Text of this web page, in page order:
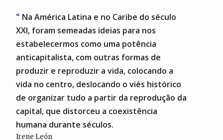
Na América Latina e no Caribe do século
XXI, foram semeadas ideias para nos
estabelecermos como uma potência
anticapitalista, com outras formas de
produzir e reproduzir a vida, colocando a
vida no centro, deslocando o viés histórico
de organizar tudo a partir da reprodução da
capital, que distorceu a coexistência
humana durante séculos.
Irene León